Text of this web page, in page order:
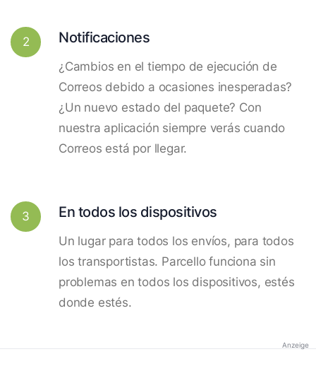
2 Notificaciones
¿Cambios en el tiempo de ejecución de
Correos debido a ocasiones inesperadas?
¿Un nuevo estado del paquete? Con
nuestra aplicación siempre verás cuando
Correos está por llegar.
3 En todos los dispositivos
Un lugar para todos los envíos, para todos
los transportistas. Parcello funciona sin
problemas en todos los dispositivos, estés
donde estés.
Anzeige